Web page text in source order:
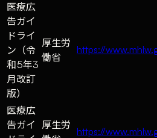
医療広
告ガイ
ドライ
ン（令
和5年3
月改訂
版）
厚生労
働省
https://
医療広
告ガイ
厚生労
https://